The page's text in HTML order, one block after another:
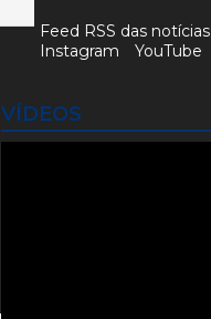
VÍDEOS
Feed RSS das notícias
Instagram
YouTube